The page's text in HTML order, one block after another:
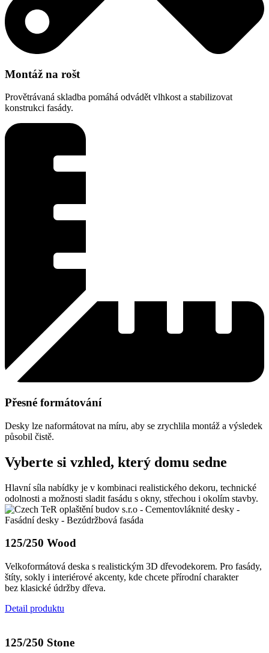
Montáž na rošt
Provětrávaná skladba pomáhá odvádět vlhkost a stabilizovat
konstrukci fasády.
Přesné formátování
Desky lze naformátovat na míru, aby se zrychlila montáž a výsledek
působil čistě.
Vyberte si vzhled, který domu sedne
Hlavní síla nabídky je v kombinaci realistického dekoru, technické
odolnosti a možnosti sladit fasádu s okny, střechou i okolím stavby.
125/250 Wood
Velkoformátová deska s realistickým 3D dřevodekorem. Pro fasády,
štíty, sokly i interiérové akcenty, kde chcete přírodní charakter
bez klasické údržby dřeva.
Detail produktu
125/250 Stone